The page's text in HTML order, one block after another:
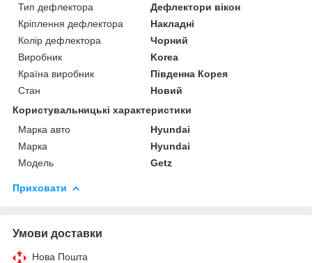
Тип дефлектора
Дефлектори вікон
Кріплення дефлектора
Накладні
Колір дефлектора
Чорний
Виробник
Korea
Країна виробник
Південна Корея
Стан
Новий
Користувальницькі характеристики
Марка авто
Hyundai
Марка
Hyundai
Модель
Getz
Приховати
Умови доставки
Нова Пошта